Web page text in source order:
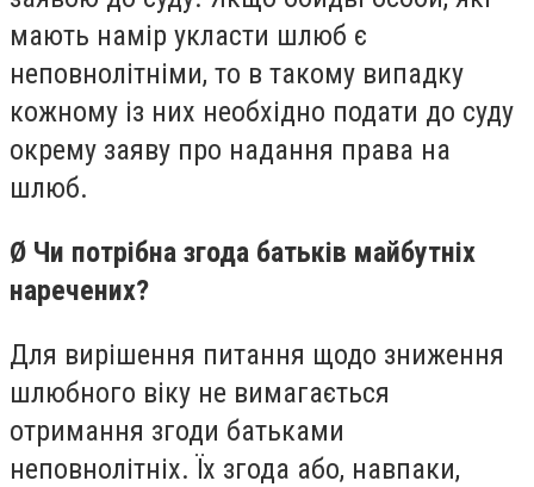
мають намір укласти шлюб є
неповнолітніми, то в такому випадку
кожному із них необхідно подати до суду
окрему заяву про надання права на
шлюб.
Ø Чи потрібна згода батьків майбутніх
наречених?
Для вирішення питання щодо зниження
шлюбного віку не вимагається
отримання згоди батьками
неповнолітніх. Їх згода або, навпаки,